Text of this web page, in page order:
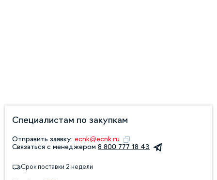
Специалистам по закупкам
Отправить заявку: ecnk@ecnk.ru
Связаться с менеджером 8 800 777 18 43
Срок поставки 2 недели